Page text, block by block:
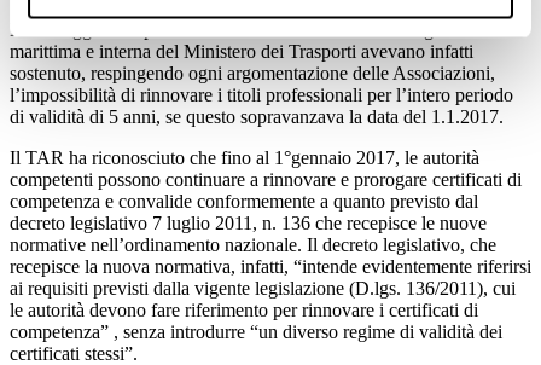
Fino a oggi i competenti uffici del Personale della navigazione
marittima e interna del Ministero dei Trasporti avevano infatti
sostenuto, respingendo ogni argomentazione delle Associazioni,
l’impossibilità di rinnovare i titoli professionali per l’intero periodo
di validità di 5 anni, se questo sopravanzava la data del 1.1.2017.
Il TAR ha riconosciuto che fino al 1°gennaio 2017, le autorità
competenti possono continuare a rinnovare e prorogare certificati di
competenza e convalide conformemente a quanto previsto dal
decreto legislativo 7 luglio 2011, n. 136 che recepisce le nuove
normative nell’ordinamento nazionale. Il decreto legislativo, che
recepisce la nuova normativa, infatti, “intende evidentemente riferirsi
ai requisiti previsti dalla vigente legislazione (D.lgs. 136/2011), cui
le autorità devono fare riferimento per rinnovare i certificati di
competenza” , senza introdurre “un diverso regime di validità dei
certificati stessi”.